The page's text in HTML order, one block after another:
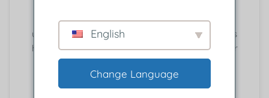
Aufbewahrungslösungen für Gemälde
unterschiedlicher Größe, von kleinen Projekten bis
hin zu großen Designs. Egal, ob Sie Anfänger oder
erfahrener Diamantmaler sind, unsere Kollektion
bietet die perfekte Aufbewahrung für Ihre
Bedürfnisse.
English
Change Language